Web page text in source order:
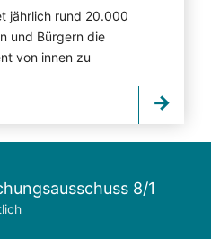
jährlich rund 20.000
und Bürgern die
von innen zu
8/1